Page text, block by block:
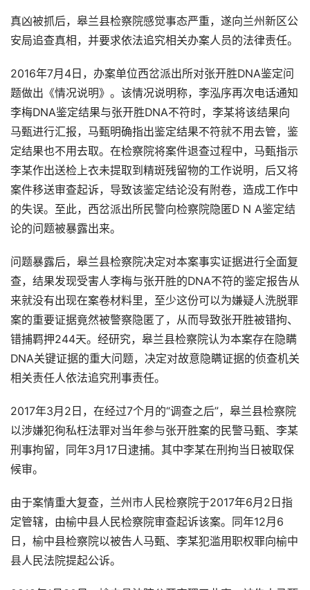
真凶被抓后，皋兰县检察院感觉事态严重，遂向兰州新区公
安局追查真相，并要求依法追究相关办案人员的法律责任。
2016年7月4日，办案单位西岔派出所对张开胜DNA鉴定问
题做出《情况说明》。该情况说明称，李泓序再次电话通知
李梅DNA鉴定结果与张开胜DNA不符时，李某将该结果向
马甄进行汇报，马甄明确指出鉴定结果不符就不用去管，鉴
定结果也不用去取。在检察院将案件退查过程中，马甄指示
李某作出送检上衣未提取到精斑残留物的工作说明，后又将
案件移送审查起诉，导致该鉴定结论没有附卷，造成工作中
的失误。至此，西岔派出所民警向检察院隐匿D N A鉴定结
论的问题被暴露出来。
问题暴露后，皋兰县检察院决定对本案事实证据进行全面复
查，结果发现受害人李梅与张开胜的DNA不符的鉴定报告从
来就没有出现在案卷材料里，至少这份可以为嫌疑人洗脱罪
案的重要证据竟然被警察隐匿了，从而导致张开胜被错拘、
错捕羁押244天。经研究，皋兰县检察院认为本案存在隐瞒
DNA关键证据的重大问题，决定对故意隐瞒证据的侦查机关
相关责任人依法追究刑事责任。
2017年3月2日，在经过7个月的“调查之后”，皋兰县检察院
以涉嫌犯徇私枉法罪对当年参与张开胜案的民警马甄、李某
刑事拘留，同年3月17日逮捕。其中李某在刑拘当日被取保
候审。
由于案情重大复查，兰州市人民检察院于2017年6月2日指
定管辖，由榆中县人民检察院审查起诉该案。同年12月6
日，榆中县检察院以被告人马甄、李某犯滥用职权罪向榆中
县人民法院提起公诉。